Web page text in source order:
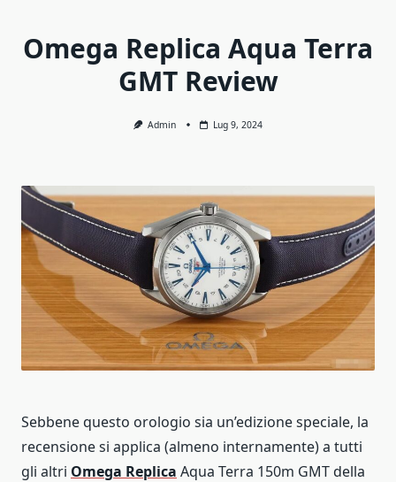
Omega Replica Aqua Terra
GMT Review
Admin Lug 9, 2024
Sebbene questo orologio sia un’edizione speciale, la
recensione si applica (almeno internamente) a tutti
gli altri Omega Replica Aqua Terra 150m GMT della